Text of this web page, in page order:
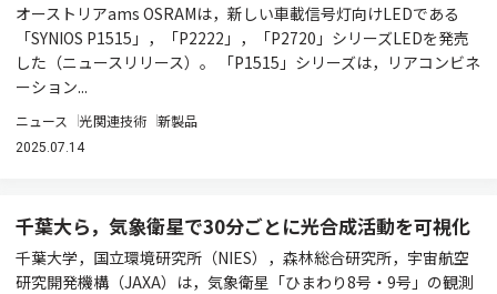
オーストリアams OSRAMは，新しい車載信号灯向けLEDである
「SYNIOS P1515」，「P2222」，「P2720」シリーズLEDを発売
した（ニュースリリース）。 「P1515」シリーズは，リアコンビネ
ーション...
ニュース 光関連技術 新製品
2025.07.14
千葉大ら，気象衛星で30分ごとに光合成活動を可視化
千葉大学，国立環境研究所（NIES），森林総合研究所，宇宙航空
研究開発機構（JAXA）は，気象衛星「ひまわり8号・9号」の観測